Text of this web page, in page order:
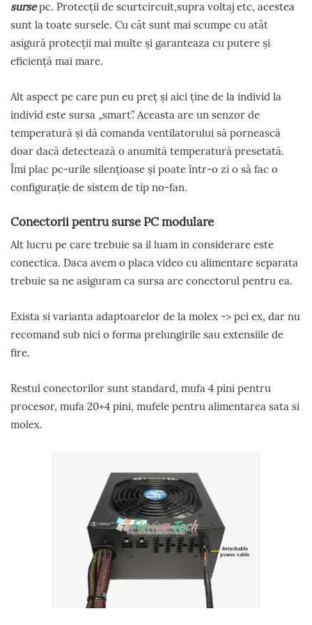
surse pc. Protecții de scurtcircuit,supra voltaj etc, acestea
sunt la toate sursele. Cu cât sunt mai scumpe cu atât
asigură protecții mai multe și garanteaza cu putere și
eficiență mai mare.
Alt aspect pe care pun eu preț și aici ține de la individ la
individ este sursa „smart”. Aceasta are un senzor de
temperatură și dă comanda ventilatorului să pornească
doar dacă detectează o anumită temperatură presetată.
Îmi plac pc-urile silențioase și poate într-o zi o să fac o
configurație de sistem de tip no-fan.
Conectorii pentru surse PC modulare
Alt lucru pe care trebuie sa il luam in considerare este
conectica. Daca avem o placa video cu alimentare separata
trebuie sa ne asiguram ca sursa are conectorul pentru ea.
Exista si varianta adaptoarelor de la molex -> pci ex, dar nu
recomand sub nici o forma prelungirile sau extensiile de
fire.
Restul conectorilor sunt standard, mufa 4 pini pentru
procesor, mufa 20+4 pini, mufele pentru alimentarea sata si
molex.